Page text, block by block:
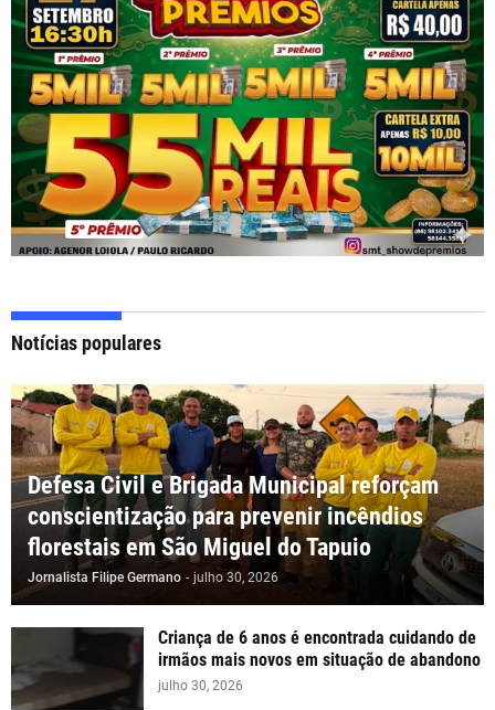
Notícias populares
Defesa Civil e Brigada Municipal reforçam
conscientização para prevenir incêndios
florestais em São Miguel do Tapuio
Jornalista Filipe Germano - julho 30, 2026
Criança de 6 anos é encontrada cuidando de
irmãos mais novos em situação de abandono
julho 30, 2026